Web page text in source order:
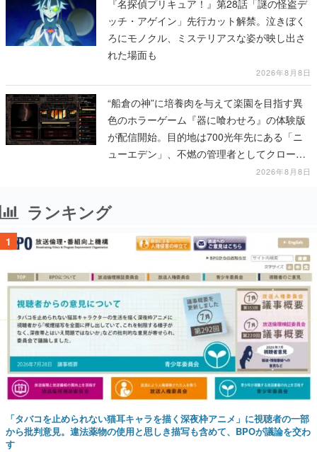
『名探偵プリキュア！』第28話「謎の怪盗デ
ッチ・アゲイン」先行カット解禁。泣きぼく
ろにモノクル、ミステリアスな姿が映し出さ
れた場面も
2026年8月8日
“船倉の神”に培養肉を与えて楽園を目指す異
色のホラーゲーム『器に喰わせろ』の体験版
が配信開始。目的地は700光年先にある「ニ
ューエデン」、不燃の管理者としてクローン
人間を増やし、加工して神に捧げる2026年8月8日
ランキング
1
「タバコを止められない猫耳キャラを描く深夜枠アニメ」に視聴者の一部
から批判意見。違法薬物の使用と思しき描写も含めて、BPOが議論を交わ
す